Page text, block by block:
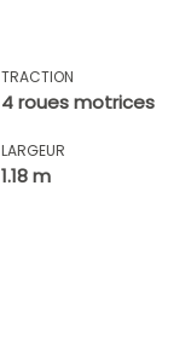
TRACTION
4 roues motrices
LARGEUR
1.18 m